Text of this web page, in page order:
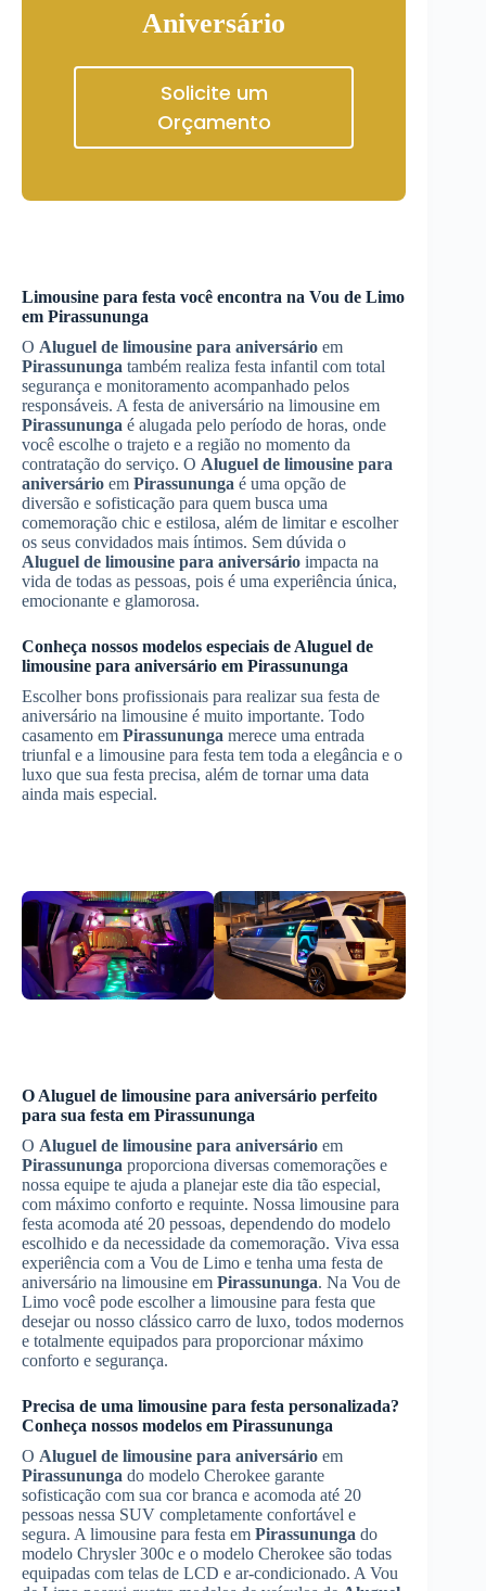
Aniversário
Solicite um
Orçamento
Limousine para festa você encontra na Vou de Limo
em Pirassununga
O Aluguel de limousine para aniversário em
Pirassununga também realiza festa infantil com total
segurança e monitoramento acompanhado pelos
responsáveis. A festa de aniversário na limousine em
Pirassununga é alugada pelo período de horas, onde
você escolhe o trajeto e a região no momento da
contratação do serviço. O Aluguel de limousine para
aniversário em Pirassununga é uma opção de
diversão e sofisticação para quem busca uma
comemoração chic e estilosa, além de limitar e escolher
os seus convidados mais íntimos. Sem dúvida o
Aluguel de limousine para aniversário impacta na
vida de todas as pessoas, pois é uma experiência única,
emocionante e glamorosa.
Conheça nossos modelos especiais de Aluguel de
limousine para aniversário em Pirassununga
Escolher bons profissionais para realizar sua festa de
aniversário na limousine é muito importante. Todo
casamento em Pirassununga merece uma entrada
triunfal e a limousine para festa tem toda a elegância e o
luxo que sua festa precisa, além de tornar uma data
ainda mais especial.
O Aluguel de limousine para aniversário perfeito
para sua festa em Pirassununga
O Aluguel de limousine para aniversário em
Pirassununga proporciona diversas comemorações e
nossa equipe te ajuda a planejar este dia tão especial,
com máximo conforto e requinte. Nossa limousine para
festa acomoda até 20 pessoas, dependendo do modelo
escolhido e da necessidade da comemoração. Viva essa
experiência com a Vou de Limo e tenha uma festa de
aniversário na limousine em Pirassununga. Na Vou de
Limo você pode escolher a limousine para festa que
desejar ou nosso clássico carro de luxo, todos modernos
e totalmente equipados para proporcionar máximo
conforto e segurança.
Precisa de uma limousine para festa personalizada?
Conheça nossos modelos em Pirassununga
O Aluguel de limousine para aniversário em
Pirassununga do modelo Cherokee garante
sofisticação com sua cor branca e acomoda até 20
pessoas nessa SUV completamente confortável e
segura. A limousine para festa em Pirassununga do
modelo Chrysler 300c e o modelo Cherokee são todas
equipadas com telas de LCD e ar-condicionado. A Vou